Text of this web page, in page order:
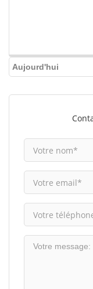
Aujourd'hui